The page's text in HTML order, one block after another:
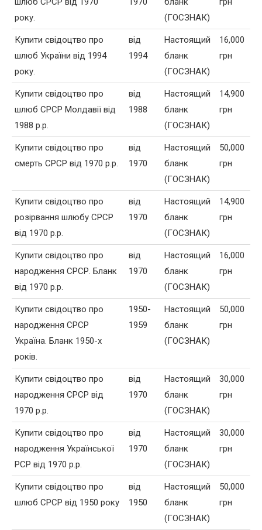
року.
(ГОСЗНАК)
Купити свідоцтво про
шлюб України від 1994
року.
від
1994
Настоящий
бланк
(ГОСЗНАК)
16,000
грн
Купити свідоцтво про
шлюб СРСР Молдавії від
1988 р.р.
від
1988
Настоящий
бланк
(ГОСЗНАК)
14,900
грн
Купити свідоцтво про
смерть СРСР від 1970 р.р.
від
1970
Настоящий
бланк
(ГОСЗНАК)
50,000
грн
Купити свідоцтво про
розірвання шлюбу СРСР
від 1970 р.р.
від
1970
Настоящий
бланк
(ГОСЗНАК)
14,900
грн
Купити свідоцтво про
народження СРСР. Бланк
від 1970 р.р.
від
1970
Настоящий
бланк
(ГОСЗНАК)
16,000
грн
Купити свідоцтво про
народження СРСР
Україна. Бланк 1950-х
років.
1950-
1959
Настоящий
бланк
(ГОСЗНАК)
50,000
грн
Купити свідоцтво про
народження СРСР від
1970 р.р.
від
1970
Настоящий
бланк
(ГОСЗНАК)
30,000
грн
Купити свідоцтво про
народження Української
РСР від 1970 р.р.
від
1970
Настоящий
бланк
(ГОСЗНАК)
30,000
грн
Купити свідоцтво про
шлюб СРСР від 1950 року
від
1950
Настоящий
бланк
(ГОСЗНАК)
50,000
грн